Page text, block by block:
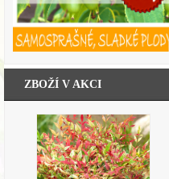
ZBOŽÍ V AKCI